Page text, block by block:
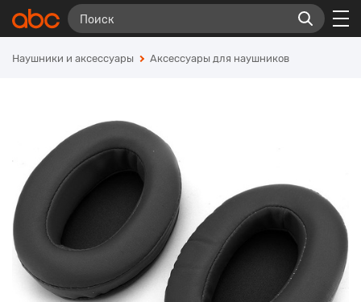
Наушники и аксессуары Аксессуары для наушников